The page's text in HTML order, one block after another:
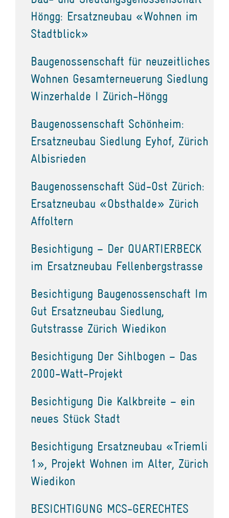
Höngg: Ersatzneubau «Wohnen im
Stadtblick»
Baugenossenschaft für neuzeitliches
Wohnen Gesamterneuerung Siedlung
Winzerhalde I Zürich-Höngg
Baugenossenschaft Schönheim:
Ersatzneubau Siedlung Eyhof, Zürich
Albisrieden
Baugenossenschaft Süd-Ost Zürich:
Ersatzneubau «Obsthalde» Zürich
Affoltern
Besichtigung – Der QUARTIERBECK
im Ersatzneubau Fellenbergstrasse
Besichtigung Baugenossenschaft Im
Gut Ersatzneubau Siedlung,
Gutstrasse Zürich Wiedikon
Besichtigung Der Sihlbogen – Das
2000-Watt-Projekt
Besichtigung Die Kalkbreite – ein
neues Stück Stadt
Besichtigung Ersatzneubau «Triemli
1», Projekt Wohnen im Alter, Zürich
Wiedikon
BESICHTIGUNG MCS-GERECHTES